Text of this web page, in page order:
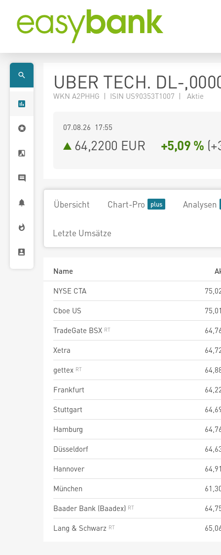
UBER TECH. DL-
WKN A2PHHG | ISIN US90353T1007 | Aktie
07.08.26 17:55
64,2200 EUR +5,09 % (
Übersicht Chart-Pro Analysen
Letzte Umsätze
Name
NYSE CTA
Cboe US
TradeGate BSX
Xetra
gettex
Frankfurt
Stuttgart
Hamburg
Düsseldorf
Hannover
München
Baader Bank (Baadex)
Lang & Schwarz